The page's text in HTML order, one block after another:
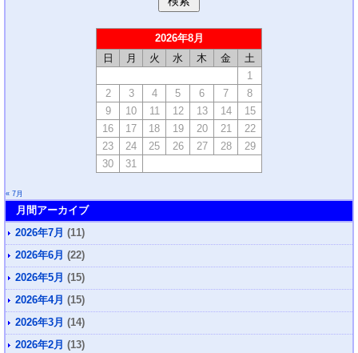
2026年8月
日 月 火 水 木 金
土
1
2
3 4 5 6 7
8
9
10 11 12 13 14
15
16
17 18 19 20 21
22
23
24 25 26 27 28
29
30
31
« 7月
月間アーカイブ
2026年7月 (11)
2026年6月 (22)
2026年5月 (15)
2026年4月 (15)
2026年3月 (14)
2026年2月 (13)